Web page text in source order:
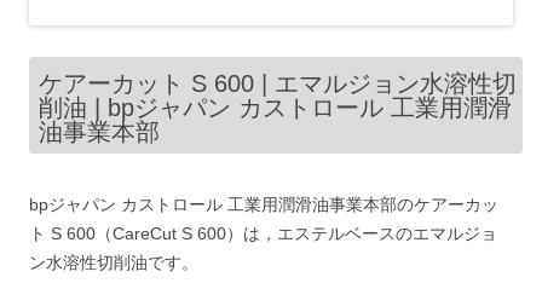
ケアーカット S 600 | エマルジョン水溶性切
削油 | bpジャパン カストロール 工業用潤滑
油事業本部
bpジャパン カストロール 工業用潤滑油事業本部のケアーカッ
ト S 600（CareCut S 600）は，エステルベースのエマルジョ
ン水溶性切削油です。